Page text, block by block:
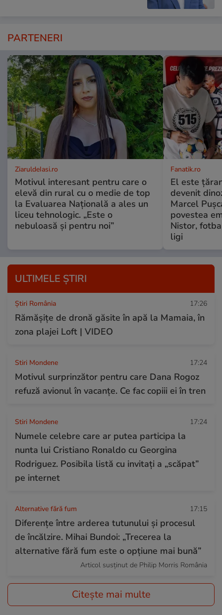
PARTENERI
ZiaruldeIasi.ro
Motivul interesant pentru care o
elevă din rural cu o medie de top
la Evaluarea Națională a ales un
liceu tehnologic. „Este o
nebuloasă și pentru noi”
Fanatik.ro
El este
devenit
Marcel
povestea
Nistor,
ligi
ULTIMELE ȘTIRI
Știri România 17:26
Rămășițe de dronă găsite în apă la Mamaia, în
zona plajei Loft | VIDEO
Stiri Mondene 17:24
Motivul surprinzător pentru care Dana Rogoz
refuză avionul în vacanțe. Ce fac copiii ei în tren
Stiri Mondene 17:24
Numele celebre care ar putea participa la
nunta lui Cristiano Ronaldo cu Georgina
Rodriguez. Posibila listă cu invitați a „scăpat”
pe internet
Alternative fără fum 17:15
Diferențe între arderea tutunului și procesul
de încălzire. Mihai Bundoi: „Trecerea la
alternative fără fum este o opțiune mai bună”
Articol susținut de Philip Morris România
Citește mai multe